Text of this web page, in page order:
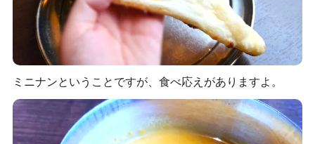
ミニナンということですが、食べ応えがありますよ。